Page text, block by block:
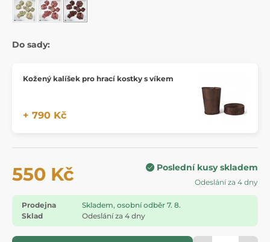
Do sady:
Kožený kalíšek pro hrací kostky s víkem
+ 790 Kč
550 Kč Poslední kusy skladem
Odeslání za 4 dny
Prodejna
Skladem, osobní odběr 7. 8.
Sklad
Odeslání za 4 dny